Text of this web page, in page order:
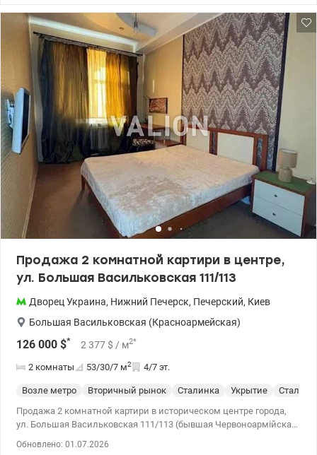
кухня 4 кв.м. Формат квартиры кухня-студия, совместимый
санузел в кафелі, балкон. В квартире сделан капитальный
ремонт с заменой всех коммуникаций - замена труб, замена
электропроводки. Установлено окна МПО, бойлер, душевая
кабина, счетчики воды, газа и электричества. Квартира
оборудована всей необходимой мебелью и техникой для
комфортной жизни. Остается все. Удобная транспортная
роз'язка - рядом за 10 хв езды 4 станции метро - Контрактовая,
Лукянівська, Тараса Шевченко и Почайна. У дома остановка
общественного транспорта. Рядом сквер, стадион Спартак,
садик магазин, супермаркет. Звоните, записывайтесь на
пересмотр. Выгодное предложение как для жизни, так и для
арендного бизнеса Цена без комиссии для покупателя 39999у.е.,
067-781-47-77, 095-124-58-84 Ольга, Valion.ua/1147879
Продажа 2 комнатной картири в центре,
ул. Большая Васильковская 111/113
Дворец Украина, Нижний Печерск, Печерский, Киев
Большая Васильковская (Красноармейская)
126 000 $* 2 377 $ / м2*
2 комнаты 53/30/7 м2 4/7 эт.
Возле метро Вторичный рынок Сталинка Укрытие
Продажа 2 комнатной картири в историческом центре города,
ул. Большая Васильковская 111/113 (бывшая Червоноармійска),
Обновлено: 01.07.2026